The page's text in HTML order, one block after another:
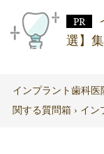
選】
インプラント歯科医
関する質問箱 › イン